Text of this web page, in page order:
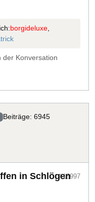
borgideluxe,
der Konversation
Beiträge: 6945
in Schlögen
#18997